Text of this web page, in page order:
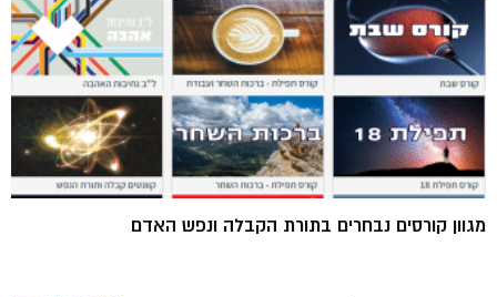
מגוון קורסים נבחרים בתורת הקבלה ונפש האדם